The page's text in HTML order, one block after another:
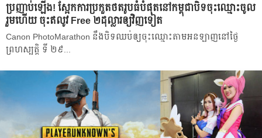
ប្រញាប់​ឡើង! ស្អែក​ការ​ប្រកួត​ថត​រូប​ធំ​បំផុត​នៅ​កម្ពុជា​បិទ​ចុះ​ឈ្មោះ​ចូល​
រួម​ហើយ ចុះ​ឥលូវ Free ២ដុល្លារឲ្យវិញទៀត
Canon PhotoMarathon នឹង​បិទ​ឈប់​ឲ្យ​ចុះ​ឈ្មោះ​តាមអនឡាញនៅថ្ងៃ
ព្រហស្បត្តិ ទី ២៩...